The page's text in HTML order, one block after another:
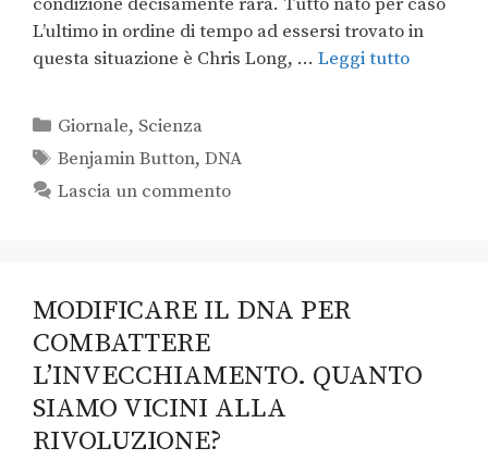
L’ultimo in ordine di tempo ad essersi trovato in
questa situazione è Chris Long, … Leggi tutto
Giornale, Scienza
Benjamin Button,DNA
Lascia un commento
MODIFICARE IL DNA PER
COMBATTERE
L’INVECCHIAMENTO. QUANTO
SIAMO VICINI ALLA
RIVOLUZIONE?